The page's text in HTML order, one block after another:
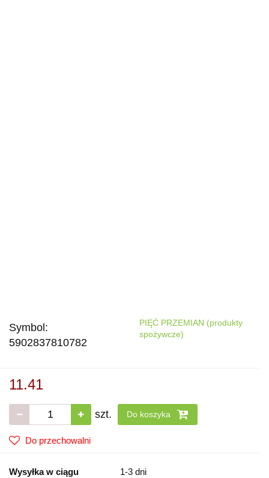
Symbol:
5902837810782
PIĘĆ PRZEMIAN (produkty
spożywcze)
11.41
szt. Do koszyka
Do przechowalni
Wysyłka w ciągu 1-3 dni